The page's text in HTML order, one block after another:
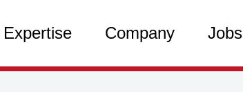
Expertise Company Jobs